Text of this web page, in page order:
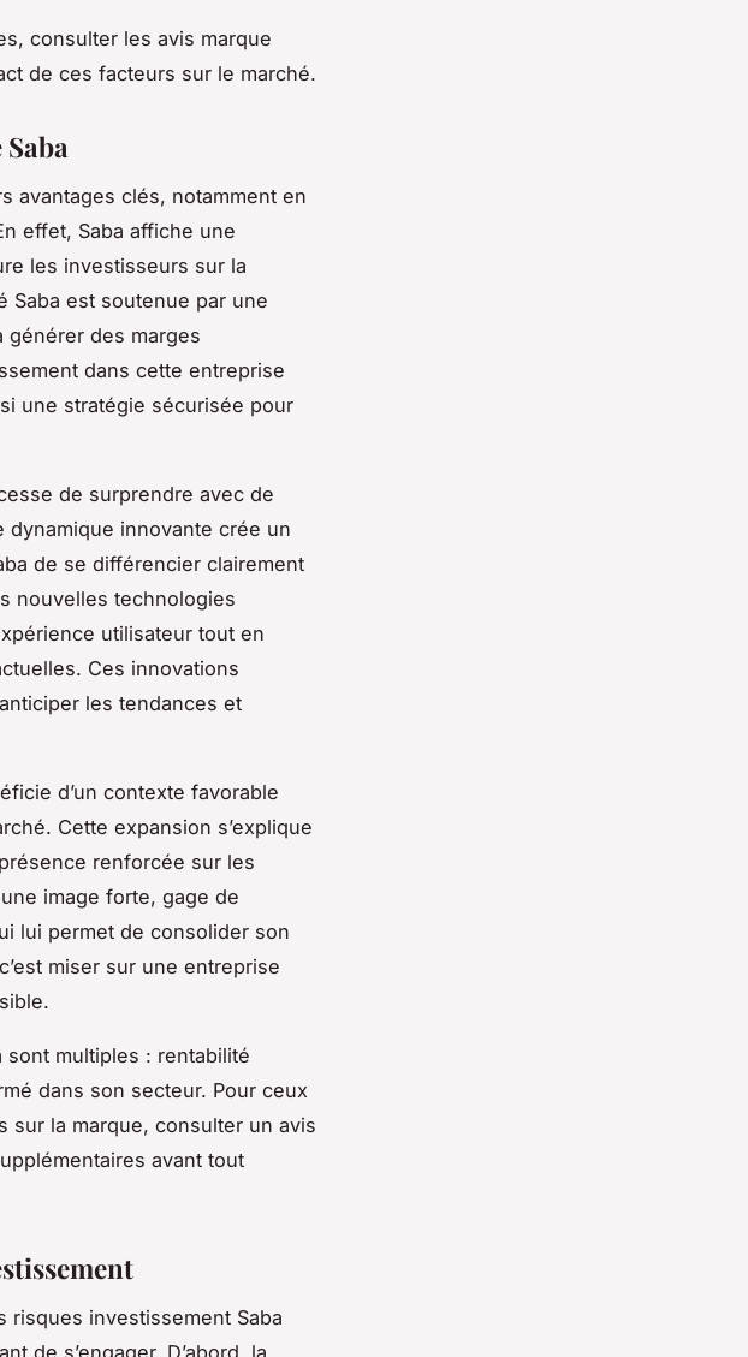
consulter les avis marque
de ces facteurs sur le marché.
avantages clés, notamment en
effet, Saba affiche une
les investisseurs sur la
Saba est soutenue par une
des marges
dans cette entreprise
une stratégie sécurisée pour
de surprendre avec de
innovante crée un
de se différencier clairement
nouvelles technologies
utilisateur tout en
Ces innovations
les tendances et
d’un contexte favorable
Cette expansion s’explique
renforcée sur les
image forte, gage de
lui permet de consolider son
miser sur une entreprise
sont multiples : rentabilité
dans son secteur. Pour ceux
sur la marque, consulter un avis
avant tout
risques investissement Saba
de s’engager. D’abord, la